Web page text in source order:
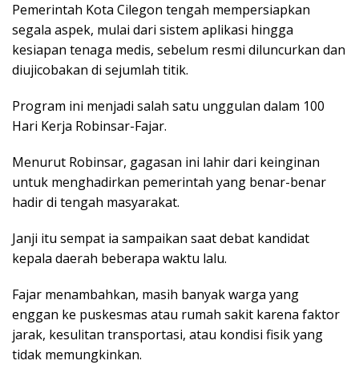
Pemerintah Kota Cilegon tengah mempersiapkan
segala aspek, mulai dari sistem aplikasi hingga
kesiapan tenaga medis, sebelum resmi diluncurkan dan
diujicobakan di sejumlah titik.
Program ini menjadi salah satu unggulan dalam 100
Hari Kerja Robinsar-Fajar.
Menurut Robinsar, gagasan ini lahir dari keinginan
untuk menghadirkan pemerintah yang benar-benar
hadir di tengah masyarakat.
Janji itu sempat ia sampaikan saat debat kandidat
kepala daerah beberapa waktu lalu.
Fajar menambahkan, masih banyak warga yang
enggan ke puskesmas atau rumah sakit karena faktor
jarak, kesulitan transportasi, atau kondisi fisik yang
tidak memungkinkan.